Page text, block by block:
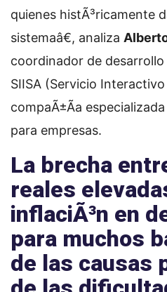
quienes histÃ³ricamente
sistemaâ€, analiza
coordinador de
SIISA (Servicio
compaÃ±Ã­a
para empresas.
La brecha
reales
inflaciÃ³n en
para muchos
de las causas